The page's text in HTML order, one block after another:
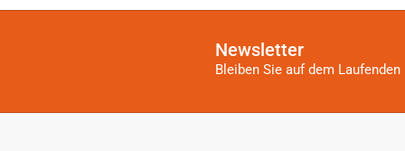
Newsletter
Bleiben Sie auf dem